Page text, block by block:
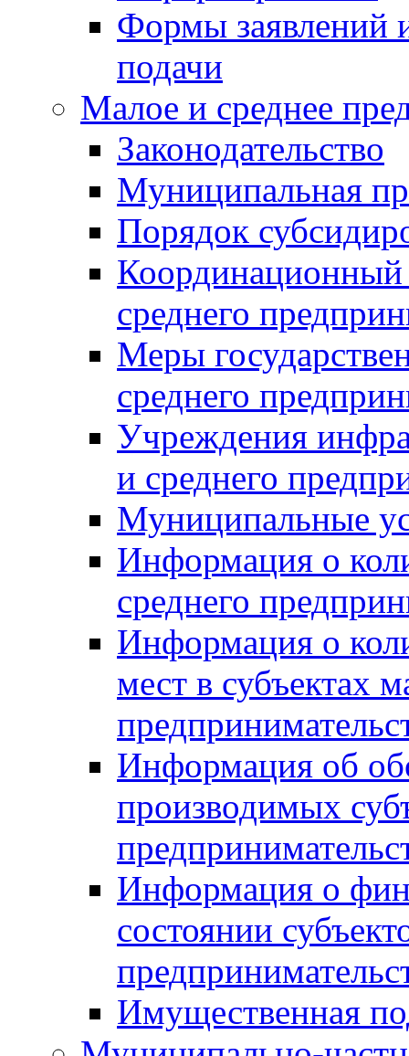
Формы заявлений
подачи
Малое и среднее
Законодательство
Муниципальная
Порядок
Координационный
среднего
Меры
среднего
Учреждения
и среднего
Муниципальные
Информация о
среднего
Информация о
мест в субъектах
Информация об
производимых
Информация о
состоянии
Имущественная